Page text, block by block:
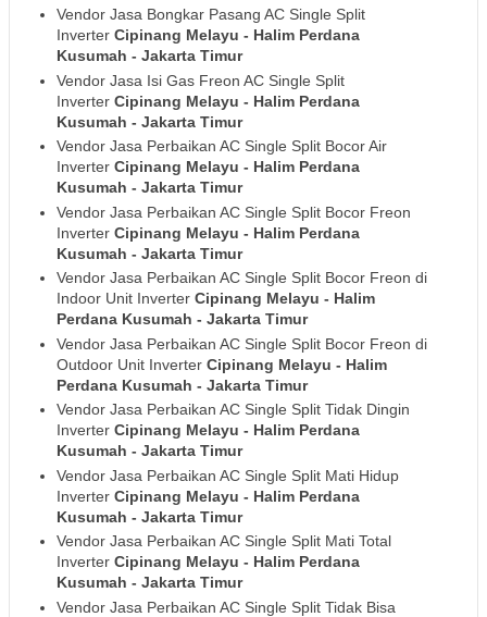
Vendor Jasa Bongkar Pasang AC Single Split
Inverter Cipinang Melayu - Halim Perdana
Kusumah - Jakarta Timur
Vendor Jasa Isi Gas Freon AC Single Split
Inverter Cipinang Melayu - Halim Perdana
Kusumah - Jakarta Timur
Vendor Jasa Perbaikan AC Single Split Bocor Air
Inverter Cipinang Melayu - Halim Perdana
Kusumah - Jakarta Timur
Vendor Jasa Perbaikan AC Single Split Bocor Freon
Inverter Cipinang Melayu - Halim Perdana
Kusumah - Jakarta Timur
Vendor Jasa Perbaikan AC Single Split Bocor Freon di
Indoor Unit Inverter Cipinang Melayu - Halim
Perdana Kusumah - Jakarta Timur
Vendor Jasa Perbaikan AC Single Split Bocor Freon di
Outdoor Unit Inverter Cipinang Melayu - Halim
Perdana Kusumah - Jakarta Timur
Vendor Jasa Perbaikan AC Single Split Tidak Dingin
Inverter Cipinang Melayu - Halim Perdana
Kusumah - Jakarta Timur
Vendor Jasa Perbaikan AC Single Split Mati Hidup
Inverter Cipinang Melayu - Halim Perdana
Kusumah - Jakarta Timur
Vendor Jasa Perbaikan AC Single Split Mati Total
Inverter Cipinang Melayu - Halim Perdana
Kusumah - Jakarta Timur
Vendor Jasa Perbaikan AC Single Split Tidak Bisa